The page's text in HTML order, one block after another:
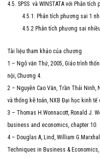
4.5. SPSS và WINSTATA với Phân tích
4.5.1. Phân tích phương sai 1
4.5.2 Phân tích phương sai
Tài liệu tham khảo của chương
1 – Ngô văn Thứ, 2005, Giáo trình
nội, Chương 4.
2 – Nguyễn Cao Văn, Trần Thái Ninh,
và thống kê toán, NXB Đại học kinh tế
3 – Thomas H.Wonnacott, Ronald J.
business and economics, chapter 10.
4 – Douglas A, Lind, William
Techniques in Business &